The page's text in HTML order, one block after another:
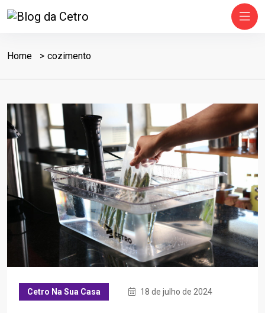
Home cozimento
Cetro Na Sua Casa 18 de julho de 2024